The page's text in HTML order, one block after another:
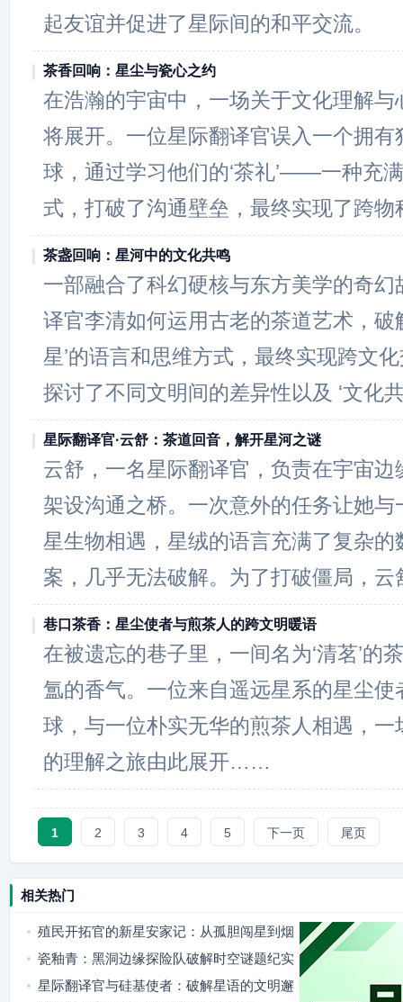
起友谊并促进了星际间的和平交流。
茶香回响：星尘与瓷心之约
在浩瀚的宇宙中，一场关于文化理解与
将展开。一位星际翻译官误入一个拥有
球，通过学习他们的‘茶礼’——一种充
式，打破了沟通壁垒，最终实现了跨物
茶盏回响：星河中的文化共鸣
一部融合了科幻硬核与东方美学的奇
译官李清如何运用古老的茶道艺术，破
星’的语言和思维方式，最终实现跨文
探讨了不同文明间的差异性以及 ‘文化
星际翻译官·云舒：茶道回音，解开星河之谜
云舒，一名星际翻译官，负责在宇宙
架设沟通之桥。一次意外的任务让她与
星生物相遇，星绒的语言充满了复杂的
案，几乎无法破解。为了打破僵局，云
巷口茶香：星尘使者与煎茶人的跨文明暖语
在被遗忘的巷子里，一间名为‘清茗’的
氲的香气。一位来自遥远星系的星尘使
球，与一位朴实无华的煎茶人相遇，一
的理解之旅由此展开……
1 2 3 4 5 下一页 尾页
相关热门
殖民开拓官的新星安家记：从孤胆闯星到烟
火满舱
瓷釉青：黑洞边缘探险队破解时空谜题纪实
星际翻译官与硅基使者：破解星语的文明邂